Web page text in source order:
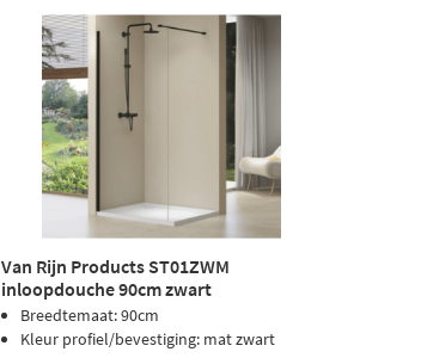
Van Rijn Products ST01ZWM
inloopdouche 90cm zwart
Breedtemaat: 90cm
Kleur profiel/bevestiging: mat zwart